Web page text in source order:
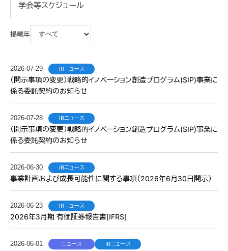
学会等スケジュール
掲載年
2026-07-29 IRニュース
（開示事項の変更）戦略的イノベーション創造プログラム(SIP)事業に
係る委託契約のお知らせ
2026-07-28 IRニュース
（開示事項の変更）戦略的イノベーション創造プログラム(SIP)事業に
係る委託契約のお知らせ
2026-06-30 IRニュース
事業計画および成長可能性に関する事項（2026年6月30日開示）
2026-06-23 IRニュース
2026年3月期 有価証券報告書[IFRS]
2026-06-01 ニュース IRニュース